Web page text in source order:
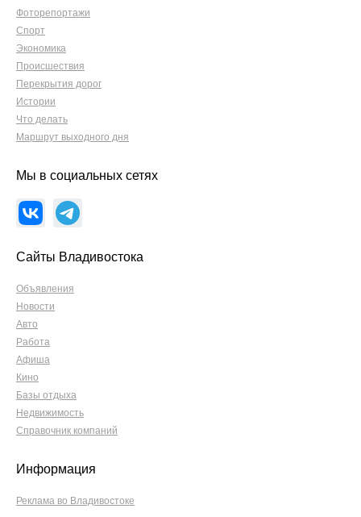
Фоторепортажи
Спорт
Экономика
Происшествия
Перекрытия дорог
Истории
Что делать
Маршрут выходного дня
Мы в социальных сетях
Сайты Владивостока
Объявления
Новости
Авто
Работа
Афиша
Кино
Базы отдыха
Недвижимость
Справочник компаний
Информация
Реклама во Владивостоке